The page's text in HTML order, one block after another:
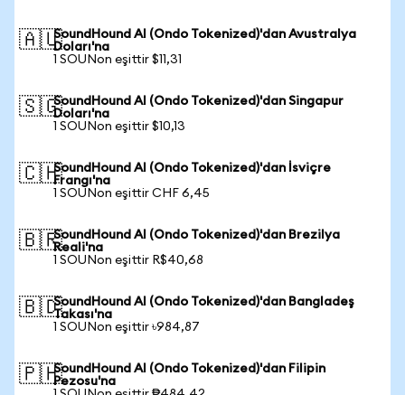
🇦🇺SoundHound AI (Ondo Tokenized)'dan Avustralya
Doları'na
1 SOUNon eşittir $11,31
🇸🇬SoundHound AI (Ondo Tokenized)'dan Singapur
Doları'na
1 SOUNon eşittir $10,13
🇨🇭SoundHound AI (Ondo Tokenized)'dan İsviçre
Frangı'na
1 SOUNon eşittir CHF 6,45
🇧🇷SoundHound AI (Ondo Tokenized)'dan Brezilya
Reali'na
1 SOUNon eşittir R$40,68
🇧🇩SoundHound AI (Ondo Tokenized)'dan Bangladeş
Takası'na
1 SOUNon eşittir ৳984,87
🇵🇭SoundHound AI (Ondo Tokenized)'dan Filipin
Pezosu'na